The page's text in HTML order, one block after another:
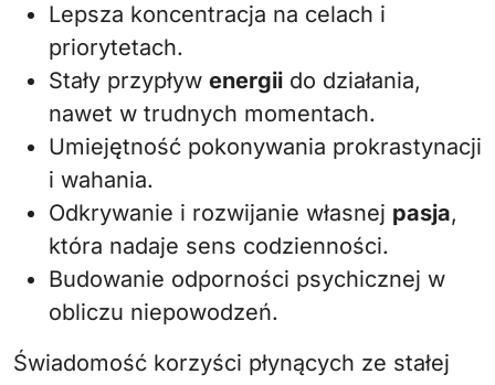
Lepsza koncentracja na celach i
priorytetach.
Stały przypływ energii do działania,
nawet w trudnych momentach.
Umiejętność pokonywania prokrastynacji
i wahania.
Odkrywanie i rozwijanie własnej pasja,
która nadaje sens codzienności.
Budowanie odporności psychicznej w
obliczu niepowodzeń.
Świadomość korzyści płynących ze stałej